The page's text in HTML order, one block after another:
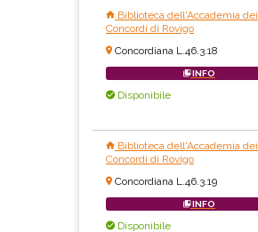
Biblioteca dell'Accademia dei
Concordi di Rovigo
Concordiana L.46.3.18
INFO
Disponibile
Biblioteca dell'Accademia dei
Concordi di Rovigo
Concordiana L.46.3.19
INFO
Disponibile